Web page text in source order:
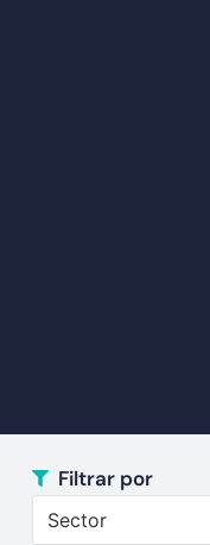
Filtrar por
Sector